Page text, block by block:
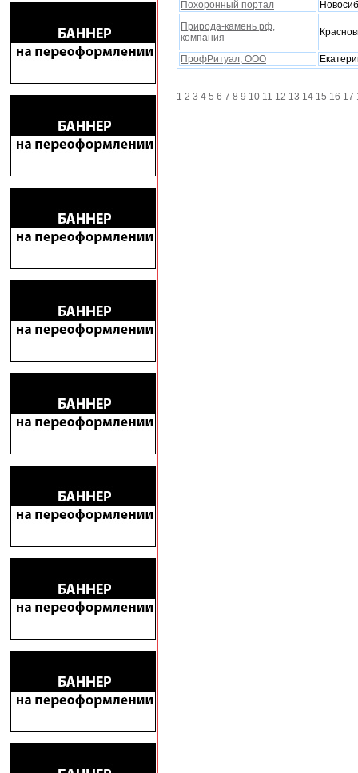
Похоронный портал
Природа-камень рф,
компания
ПрофРитуал, ООО
1 2 3 4 5 6 7 8 9 10 11 12 13 14 15 16 17